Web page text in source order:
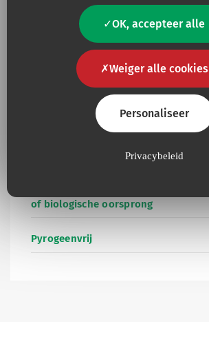
OK, accepteer alle
Weiger alle cookies
Personaliseer
Privacybeleid
514.80
Aanvullende informatie
Aanwezigheid van latex
of biologische oorsprong
Pyrogeenvrij